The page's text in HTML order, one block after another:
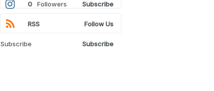
Subscribe
0 Followers
Follow Us
RSS
Subscribe Subscribe